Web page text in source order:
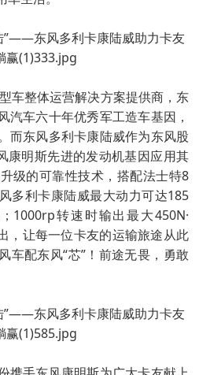
车整体运营解决方案提供商，东
汽车六十年优秀军工造车基因，
而东风多利卡康陆威作为东风股
康明斯先进的发动机基因应用其
级的可靠性技术，搭配法士特8
多利卡康陆威最大动力可达185
1000rp转速时输出最大450N·
，让每一位卡友的运输旅途从此
车配东风“芯”！前途无畏，勇敢